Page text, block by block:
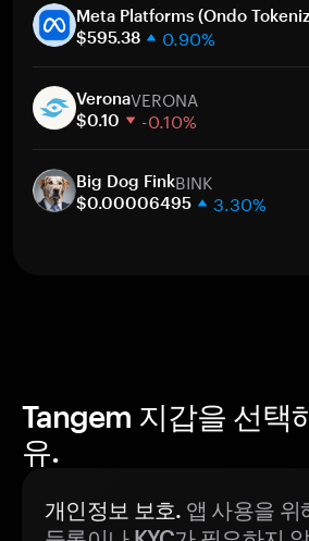
30일
시가총액
Meta Platforms (Ondo
$595.38 0.90%
30일
시가총액
VeronaVERONA
$0.10 -0.10%
30일
시가총액
Big Dog FinkBINK
$0.00006495 3.30%
Tangem 지갑을 선택
유.
개인정보 보호. 앱 사용을 위